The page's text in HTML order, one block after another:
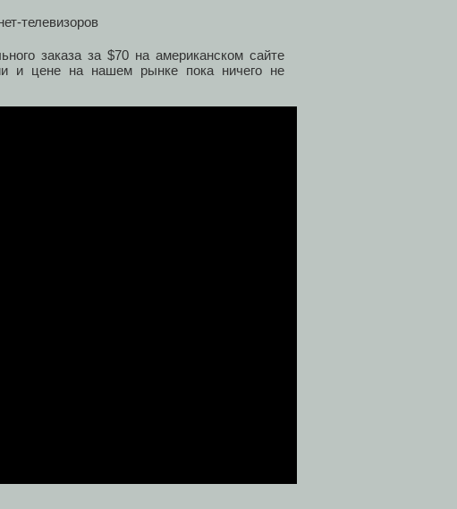
заказа за $70 на американском сайте
и цене на нашем рынке пока ничего не